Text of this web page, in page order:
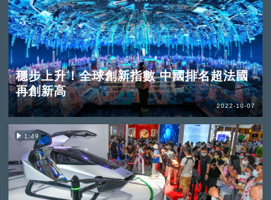
穩步上升！全球創新指數 中國排名超法國
再創新高
2022-10-07
1:49